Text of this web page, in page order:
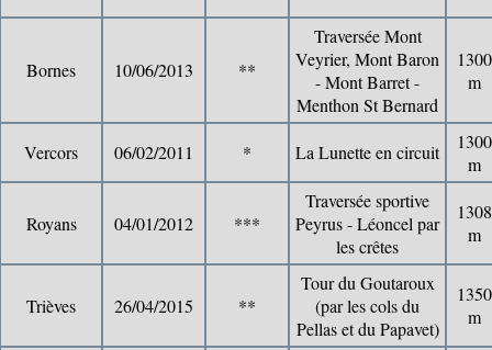
Bornes 10/06/2013 **
Traversée Mont
Veyrier, Mont Baron
- Mont Barret -
Menthon St Bernard
1300
m
Vercors 06/02/2011 * La Lunette en circuit
1300
m
Royans 04/01/2012 ***
Traversée sportive
Peyrus - Léoncel par
les crêtes
1308
m
Trièves 26/04/2015 **
Tour du Goutaroux
(par les cols du
Pellas et du Papavet)
1350
m